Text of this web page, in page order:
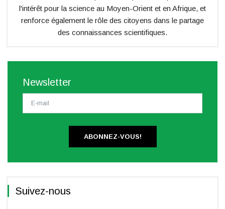
l'intérêt pour la science au Moyen-Orient et en Afrique, et
renforce également le rôle des citoyens dans le partage
des connaissances scientifiques.
Newsletter
ABONNEZ-VOUS!
Suivez-nous